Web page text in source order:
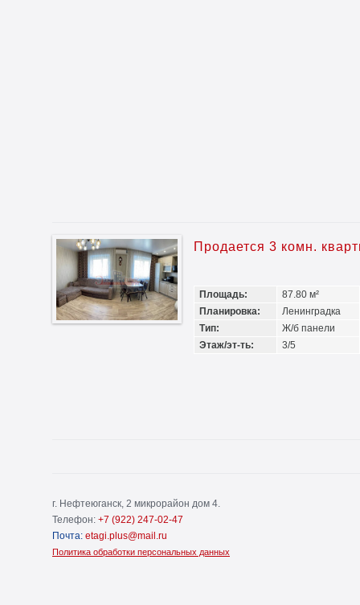
Продается 3 комн.
Площадь:
87.80 м²
Планировка:
Ленинградка
Тип:
Ж/б панели
Этаж/эт-ть:
3/5
г. Нефтеюганск, 2 микрорайон дом 4.
Телефон: +7 (922) 247-02-47
Почта: etagi.plus@mail.ru
Политика обработки персональных данных